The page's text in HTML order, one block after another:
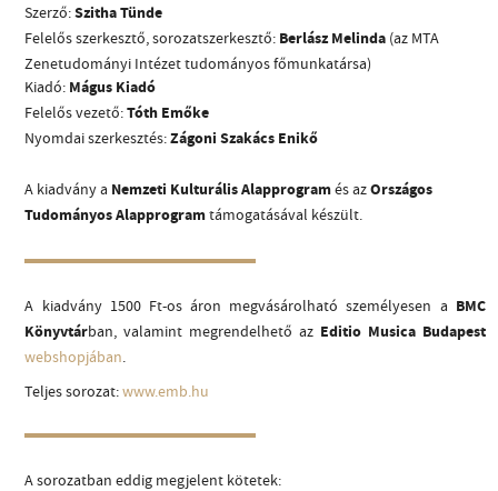
CÍM
EMAIL
infokozpont@bmc.hu
TELEFON
NYITVA TARTÁS
ZENEMŰ-ADATBÁZIS
ZENEI KÖNYVTÁR, ONLINE KATALÓGUS
Szerző:Szitha Tünde
Felelős szerkesztő, sorozatszerkesztő: Berlász Melinda (az MTA
Zenetudományi Intézet tudományos főmunkatársa)
Kiadó: Mágus Kiadó
Felelős vezető:Tóth Emőke
Nyomdai szerkesztés:Zágoni Szakács Enikő
A kiadvány a Nemzeti Kulturális Alapprogramés azOrszágos
Tudományos Alapprogramtámogatásával készült.
A kiadvány 1500 Ft-os áron megvásárolható személyesen a BMC
Könyvtárban, valamint megrendelhető az Editio Musica Budapest
webshopjában
Teljes sorozat:www.emb.hu
A sorozatban eddig megjelent kötetek: